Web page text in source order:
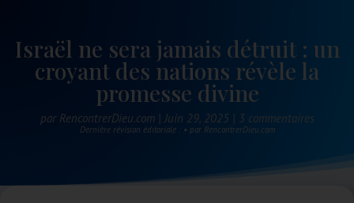
Israël ne sera jamais détruit : un
croyant des nations révèle la
promesse divine
par RencontrerDieu.com|Juin 29, 2025| 3 commentaires
Dernière révision éditoriale : • par RencontrerDieu.com